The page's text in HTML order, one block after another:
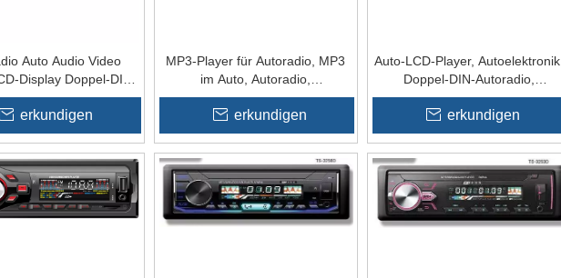
Auto Audio Video
Display Doppel-DIN
Player Autoradio mit
Bluetooth
erkundigen
MP3-Player für Autoradio, MP3
im Auto, Autoradio,
Autoelektronik, Auto-Audio, Auto-
LCD-Player, Auto-MP3-Player,
Doppel-DIN, Auto-MP3-Radio
erkundigen
Auto-LCD-Player, Autoelektronik,
Doppel-DIN-Autoradio,
Autoradio, Autoradio mit
Bluetooth
erkundigen